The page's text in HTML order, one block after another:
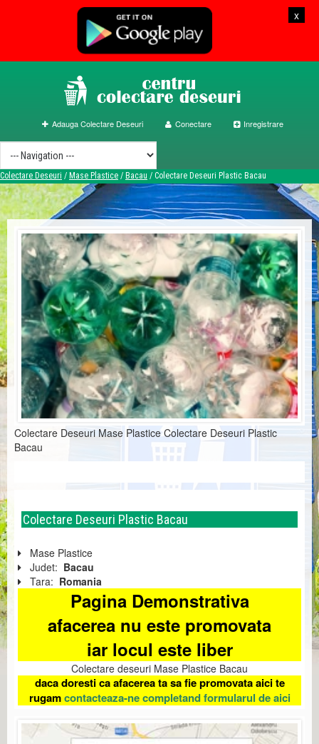
x
Adauga Colectare Deseuri Conectare Inregistrare
Colectare Deseuri / Mase Plastice / Bacau / Colectare Deseuri Plastic Bacau
Colectare Deseuri Mase Plastice Colectare Deseuri Plastic
Bacau
Colectare Deseuri Plastic Bacau
Mase Plastice
Judet: Bacau
Tara: Romania
Pagina Demonstrativa
afacerea nu este promovata
iar locul este liber
Colectare deseuri Mase Plastice Bacau
daca doresti ca afacerea ta sa fie promovata aici te
rugamcontacteaza-ne completand formularul de aici